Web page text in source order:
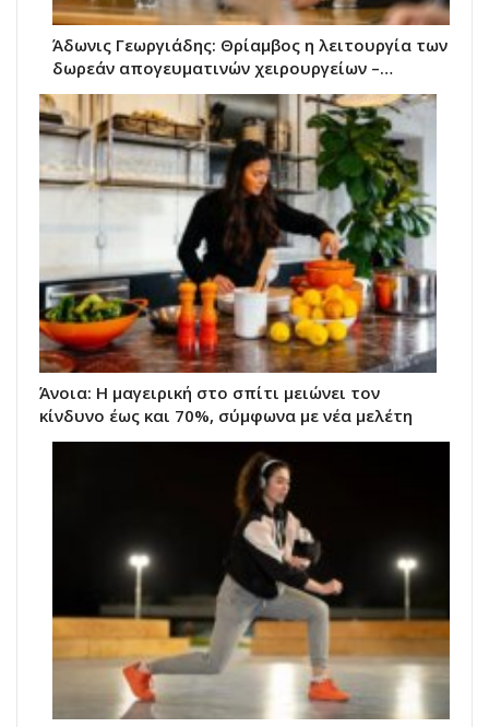
Άδωνις Γεωργιάδης: Θρίαμβος η λειτουργία των
δωρεάν απογευματινών χειρουργείων –…
Άνοια: Η μαγειρική στο σπίτι μειώνει τον
κίνδυνο έως και 70%, σύμφωνα με νέα μελέτη